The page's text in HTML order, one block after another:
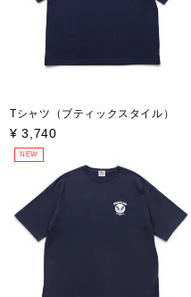
Tシャツ（ブティックスタイル）
¥ 3,740
NEW